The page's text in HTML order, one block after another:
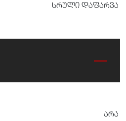
ᲡᲠᲣᲚᲘ ᲓᲐᲤᲐᲠᲕᲐ
ᲐᲠᲐ